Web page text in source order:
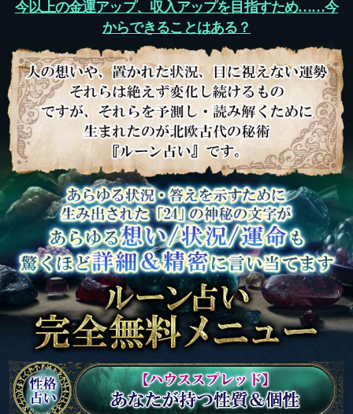
今以上の金運アップ、収入アップを目指すため……今
からできることはある？